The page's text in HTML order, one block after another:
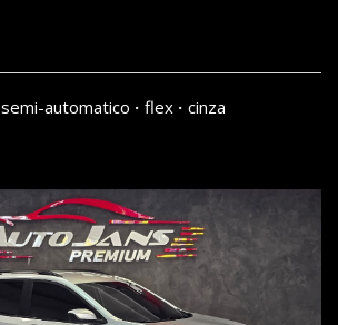
semi-automatico flex cinza